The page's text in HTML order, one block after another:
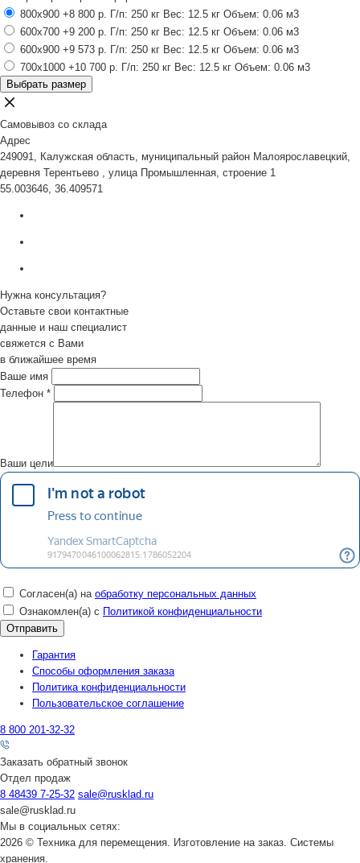
800x900 +8 800 р. Г/п: 250 кг Вес: 12.5 кг Объем: 0.06 м3
600x700 +9 200 р. Г/п: 250 кг Вес: 12.5 кг Объем: 0.06 м3
600x900 +9 573 р. Г/п: 250 кг Вес: 12.5 кг Объем: 0.06 м3
700x1000 +10 700 р. Г/п: 250 кг Вес: 12.5 кг Объем: 0.06 м3
Выбрать размер
Самовывоз со склада
Адрес
249091, Калужская область, муниципальный район Малоярославецкий,
деревня Терентьево , улица Промышленная, строение 1
55.003646, 36.409571
Нужна консультация?
Оставьте свои контактные
данные и наш специалист
свяжется с Вами
в ближайшее время
Ваше имя
Телефон *
Ваши цели
Согласен(а) на обработку персональных данных
Ознакомлен(а) с Политикой конфиденциальности
Гарантия
Способы оформления заказа
Политика конфиденциальности
Пользовательское соглашение
8 800 201-32-32
Заказать обратный звонок
Отдел продаж
8 48439 7-25-32 sale@rusklad.ru
sale@rusklad.ru
Мы в социальных сетях:
2026 © Техника для перемещения. Изготовление на заказ. Системы
хранения.